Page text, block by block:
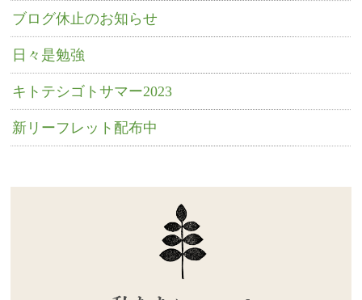
ブログ休止のお知らせ
日々是勉強
キトテシゴトサマー2023
新リーフレット配布中